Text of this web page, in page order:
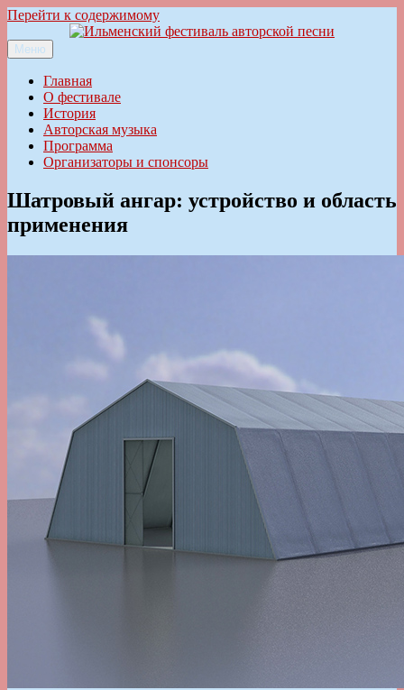
Перейти к содержимому
Ильменский фестиваль авторской песни
Меню
Главная
О фестивале
История
Авторская музыка
Программа
Организаторы и спонсоры
Шатровый ангар: устройство и область
применения